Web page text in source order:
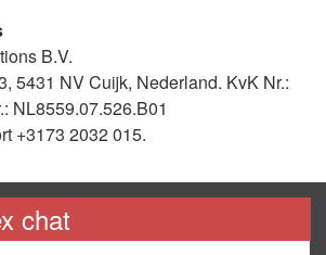
B.V.
5431 NV Cuijk, Nederland. KvK Nr.:
NL8559.07.526.B01
+3173 2032 015.
chat